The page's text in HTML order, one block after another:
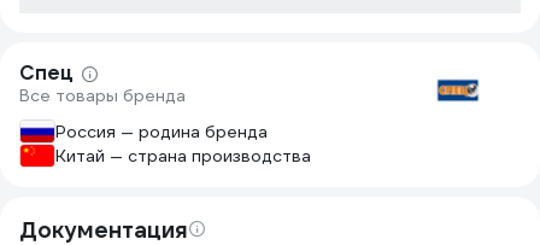
Спец
Все товары бренда
Россия — родина бренда
Китай — страна производства
Документация